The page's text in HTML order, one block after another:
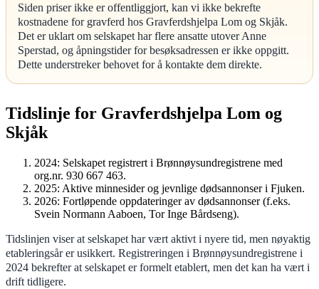
Siden priser ikke er offentliggjort, kan vi ikke bekrefte
kostnadene for gravferd hos Gravferdshjelpa Lom og Skjåk.
Det er uklart om selskapet har flere ansatte utover Anne
Sperstad, og åpningstider for besøksadressen er ikke oppgitt.
Dette understreker behovet for å kontakte dem direkte.
Tidslinje for Gravferdshjelpa Lom og
Skjåk
2024: Selskapet registrert i Brønnøysundregistrene med
org.nr. 930 667 463.
2025: Aktive minnesider og jevnlige dødsannonser i Fjuken.
2026: Fortløpende oppdateringer av dødsannonser (f.eks.
Svein Normann Aaboen, Tor Inge Bårdseng).
Tidslinjen viser at selskapet har vært aktivt i nyere tid, men nøyaktig
etableringsår er usikkert. Registreringen i Brønnøysundregistrene i
2024 bekrefter at selskapet er formelt etablert, men det kan ha vært i
drift tidligere.